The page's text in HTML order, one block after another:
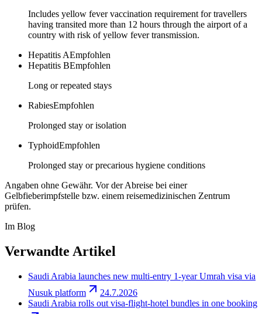
Includes yellow fever vaccination requirement for travellers
having transited more than 12 hours through the airport of a
country with risk of yellow fever transmission.
Hepatitis AEmpfohlen
Hepatitis BEmpfohlen
Long or repeated stays
RabiesEmpfohlen
Prolonged stay or isolation
TyphoidEmpfohlen
Prolonged stay or precarious hygiene conditions
Angaben ohne Gewähr. Vor der Abreise bei einer
Gelbfieberimpfstelle bzw. einem reisemedizinischen Zentrum
prüfen.
Im Blog
Verwandte Artikel
Saudi Arabia launches new multi-entry 1-year Umrah visa via
Nusuk platform
24.7.2026
Saudi Arabia rolls out visa-flight-hotel bundles in one booking